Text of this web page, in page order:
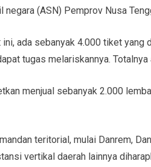
(ASN) Pemprov Nusa
ada sebanyak 4.000 tiket yang
tugas melariskannya.
menjual sebanyak 2.000
teritorial, mulai Danrem,
vertikal daerah lainnya